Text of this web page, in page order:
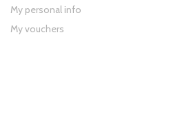
My personal info
My vouchers